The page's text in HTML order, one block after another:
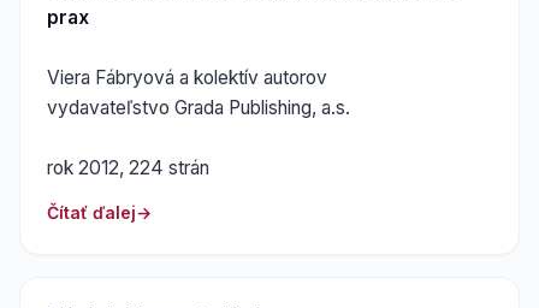
prax
Viera Fábryová a kolektív autorov
vydavateľstvo Grada Publishing, a.s.
rok 2012, 224 strán
Čítať ďalej